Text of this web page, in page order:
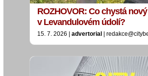
ROZHOVOR: Co chystá
v Levandulovém údolí?
15. 7. 2026 | advertorial |